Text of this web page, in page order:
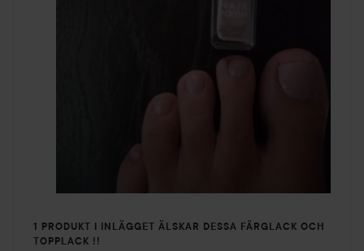
1 PRODUKT I INLÄGGET ÄLSKAR DESSA FÄRGLACK OCH
TOPPLACK !!